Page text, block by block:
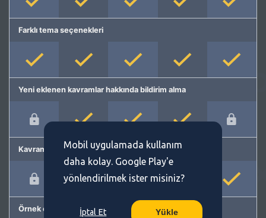
Farklı tema seçenekleri
Yeni eklenen kavramlar hakkında bildirim alma
Kavram önerme
Örnek cümleler
Mobil uygulamada kullanım
daha kolay. Google Play'e
yönlendirilmek ister misiniz?
İptal Et Yükle